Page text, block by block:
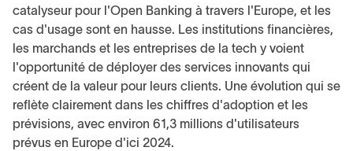
catalyseur pour l'Open Banking à travers l'Europe, et les
cas d'usage sont en hausse. Les institutions financières,
les marchands et les entreprises de la tech y voient
l'opportunité de déployer des services innovants qui
créent de la valeur pour leurs clients. Une évolution qui se
reflète clairement dans les chiffres d'adoption et les
prévisions, avec environ 61,3 millions d'utilisateurs
prévus en Europe d'ici 2024.